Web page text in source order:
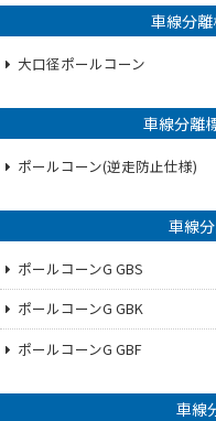
車線分
大口径ポールコーン
車線分離
ポールコーン(逆走防止仕様)
車線
ポールコーンG GBS
ポールコーンG GBK
ポールコーンG GBF
車線